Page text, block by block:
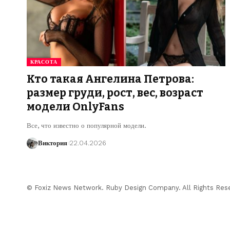
КРАСОТА
Кто такая Ангелина Петрова:
размер груди, рост, вес, возраст
модели OnlyFans
Все, что известно о популярной модели.
Виктория 22.04.2026
© Foxiz News Network. Ruby Design Company. All Rights